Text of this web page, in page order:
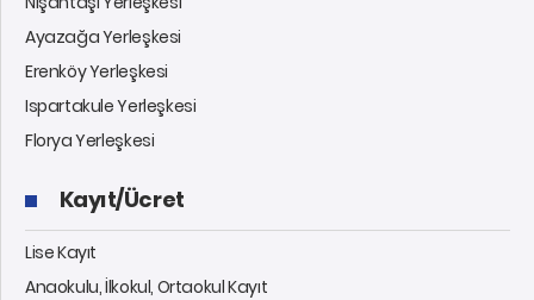
Ayazağa Yerleşkesi
Erenköy Yerleşkesi
Ispartakule Yerleşkesi
Florya Yerleşkesi
Kayıt/Ücret
Lise Kayıt
Anaokulu, İlkokul, Ortaokul Kayıt